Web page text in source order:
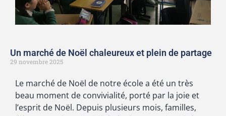
Un marché de Noël chaleureux et plein de partage
29 novembre 2025
Le marché de Noël de notre école a été un très
beau moment de convivialité, porté par la joie et
l’esprit de Noël. Depuis plusieurs mois, familles,